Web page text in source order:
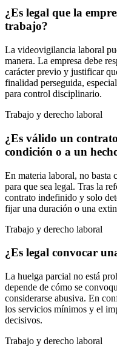
¿Es legal que la
trabajo?
La videovigilancia laboral
manera. La empresa debe
carácter previo y justificar
finalidad perseguida,
para control disciplinario.
Trabajo y derecho laboral
¿Es válido un
condición o a un
En materia laboral, no basta
para que sea legal. Tras la
contrato indefinido y solo
fijar una duración o una
Trabajo y derecho laboral
¿Es legal convocar
La huelga parcial no está
depende de cómo se
considerarse abusiva. En
los servicios mínimos y el
decisivos.
Trabajo y derecho laboral